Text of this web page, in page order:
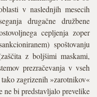
v naslednjih mesecih
drugačne družbene
cepljenja zoper
spoštovanju
z boljšimi maskami,
prezračevanja v vseh
zagrizenih »zarotnikov«
ne bi predstavljalo prevelike